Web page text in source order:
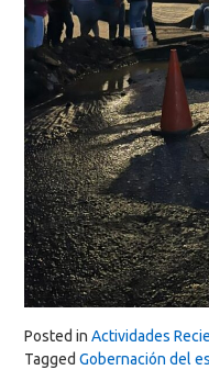
Posted in Actividades
Tagged Gobernación del